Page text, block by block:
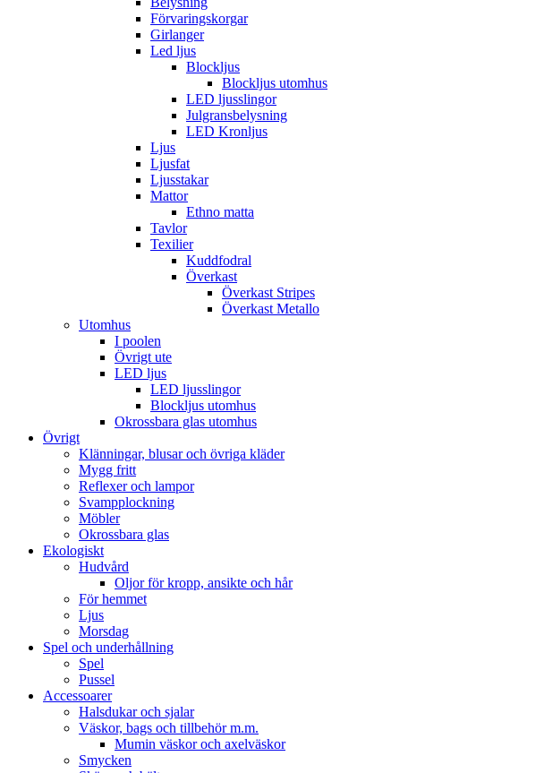
Förvaringskorgar
Girlanger
Led ljus
Blockljus
Blockljus utomhus
LED ljusslingor
Julgransbelysning
LED Kronljus
Ljus
Ljusfat
Ljusstakar
Mattor
Ethno matta
Tavlor
Texilier
Kuddfodral
Överkast
Överkast Stripes
Överkast Metallo
Utomhus
I poolen
Övrigt ute
LED ljus
LED ljusslingor
Blockljus utomhus
Okrossbara glas utomhus
Övrigt
Klänningar, blusar och övriga kläder
Mygg fritt
Reflexer och lampor
Svampplockning
Möbler
Okrossbara glas
Ekologiskt
Hudvård
Oljor för kropp, ansikte och hår
För hemmet
Ljus
Morsdag
Spel och underhållning
Spel
Pussel
Accessoarer
Halsdukar och sjalar
Väskor, bags och tillbehör m.m.
Mumin väskor och axelväskor
Smycken